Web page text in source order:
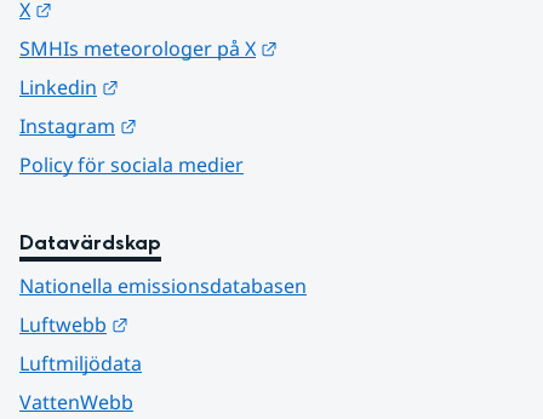
X
SMHIs meteorologer på X
Linkedin
Instagram
Policy för sociala medier
Datavärdskap
Nationella emissionsdatabasen
Luftwebb
Luftmiljödata
VattenWebb